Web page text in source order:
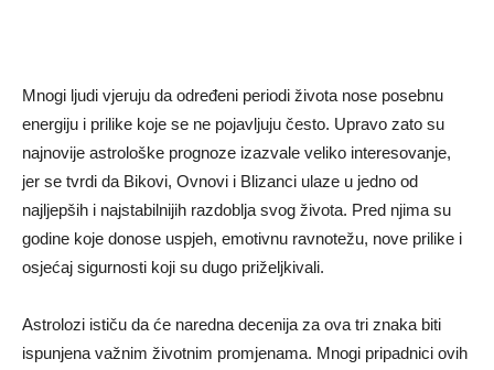
Mnogi ljudi vjeruju da određeni periodi života nose posebnu
energiju i prilike koje se ne pojavljuju često. Upravo zato su
najnovije astrološke prognoze izazvale veliko interesovanje,
jer se tvrdi da Bikovi, Ovnovi i Blizanci ulaze u jedno od
najljepših i najstabilnijih razdoblja svog života. Pred njima su
godine koje donose uspjeh, emotivnu ravnotežu, nove prilike i
osjećaj sigurnosti koji su dugo priželjkivali.
Astrolozi ističu da će naredna decenija za ova tri znaka biti
ispunjena važnim životnim promjenama. Mnogi pripadnici ovih